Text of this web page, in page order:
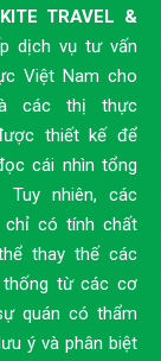
TRAVEL &
dịch vụ tư vấn
Việt Nam cho
các thị thực
thiết kế để
cái nhìn tổng
nhiên, các
chỉ có tính chất
thay thế các
thống từ các cơ
quán có thẩm
ý và phân biệt